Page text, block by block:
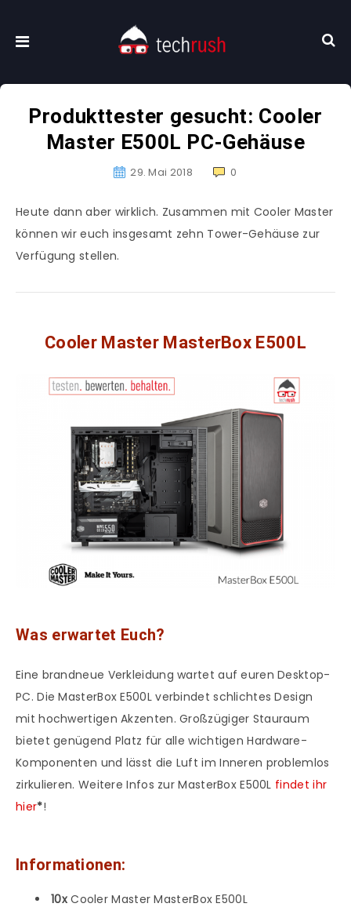
Produkttester gesucht: Cooler
Master E500L PC-Gehäuse
29. Mai 2018 0
Heute dann aber wirklich. Zusammen mit Cooler Master
können wir euch insgesamt zehn Tower-Gehäuse zur
Verfügung stellen.
Cooler Master MasterBox E500L
Was erwartet Euch?
Eine brandneue Verkleidung wartet auf euren Desktop-
PC. Die MasterBox E500L verbindet schlichtes Design
mit hochwertigen Akzenten. Großzügiger Stauraum
bietet genügend Platz für alle wichtigen Hardware-
Komponenten und lässt die Luft im Inneren problemlos
zirkulieren. Weitere Infos zur MasterBox E500L findet ihr
hier*!
Informationen:
10xCooler Master MasterBox E500L